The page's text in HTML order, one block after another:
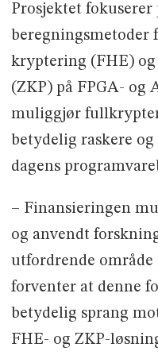
Prosjektet fokuserer
kryptering (FHE)
(ZKP) på FPGA- og
muliggjør
betydelig raskere
dagens
– Finansieringen
og anvendt
utfordrende
forventer at denne
betydelig sprang
FHE- og ZKP-